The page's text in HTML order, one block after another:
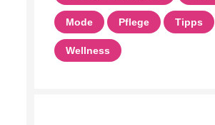
Mode Pflege Tipps
Wellness